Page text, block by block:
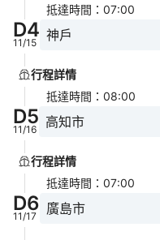
抵達時間 ： 07:00
D4
11/15 神戶
行程詳情
抵達時間 ： 08:00
D5
11/16 高知市
行程詳情
抵達時間 ： 07:00
D6
11/17 廣島市